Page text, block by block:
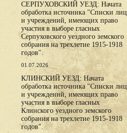
СЕРПУХОВСКИЙ УЕЗД: Начата
обработка источника "Списки лиц
и учреждений, имеющих право
участия в выборе гласных
Серпуховского уездного земского
собрания на трехлетие 1915-1918
годов".
01.07.2026
КЛИНСКИЙ УЕЗД: Начата
обработка источника "Списки лиц
и учреждений, имеющих право
участия в выборе гласных
Клинского уездного земского
собрания на трехлетие 1915-1918
годов".